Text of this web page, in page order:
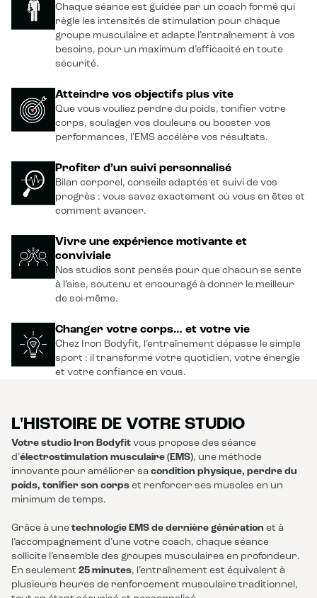
Chaque séance est guidée par un coach formé qui
règle les intensités de stimulation pour chaque
groupe musculaire et adapte l’entraînement à vos
besoins, pour un maximum d’efficacité en toute
sécurité.
Atteindre vos objectifs plus vite
Que vous vouliez perdre du poids, tonifier votre
corps, soulager vos douleurs ou booster vos
performances, l'EMS accélère vos résultats.
Profiter d’un suivi personnalisé
Bilan corporel, conseils adaptés et suivi de vos
progrès : vous savez exactement où vous en êtes et
comment avancer.
Vivre une expérience motivante et
conviviale
Nos studios sont pensés pour que chacun se sente
à l’aise, soutenu et encouragé à donner le meilleur
de soi-même.
Changer votre corps… et votre vie
Chez Iron Bodyfit, l’entraînement dépasse le simple
sport : il transforme votre quotidien, votre énergie
et votre confiance en vous.
L'HISTOIRE DE VOTRE STUDIO
Votre studio Iron Bodyfit vous propose des séance
d’électrostimulation musculaire (EMS), une méthode
innovante pour améliorer sa condition physique, perdre du
poids, tonifier son corps et renforcer ses muscles en un
minimum de temps.
Grâce à une technologie EMS de dernière génération et à
l’accompagnement d’une votre coach, chaque séance
sollicite l’ensemble des groupes musculaires en profondeur.
En seulement 25 minutes, l’entraînement est équivalent à
plusieurs heures de renforcement musculaire traditionnel,